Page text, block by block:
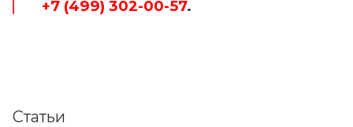
+7 (499) 302-00-57.
Статьи